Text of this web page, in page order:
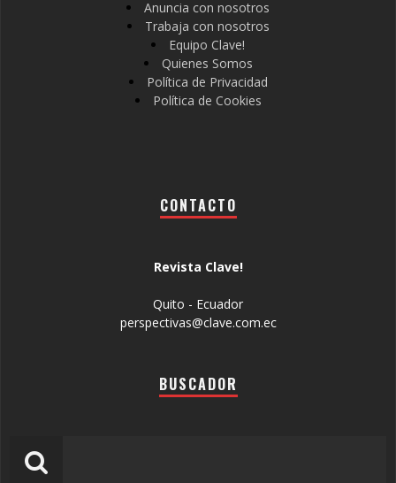
Anuncia con nosotros
Trabaja con nosotros
Equipo Clave!
Quienes Somos
Política de Privacidad
Política de Cookies
CONTACTO
Revista Clave!
Quito - Ecuador
perspectivas@clave.com.ec
BUSCADOR